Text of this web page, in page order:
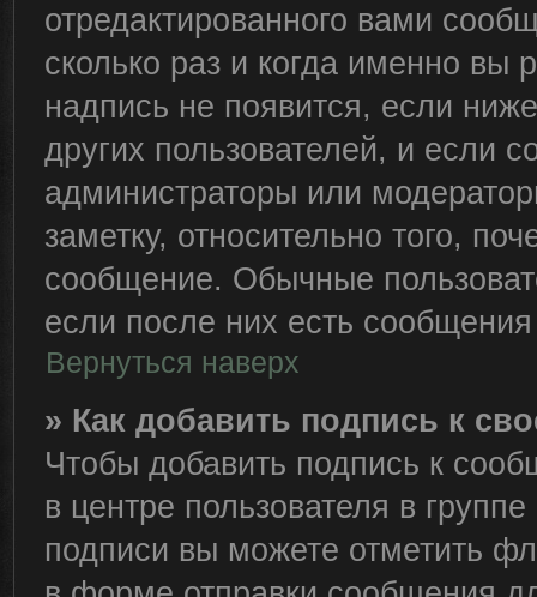
отредактированного вами
сколько раз и когда именно вы
надпись не появится, если
других пользователей, и если
администраторы или
заметку, относительно того,
сообщение. Обычные
если после них есть
Вернуться наверх
» Как добавить подпись к
Чтобы добавить подпись к
в центре пользователя в
подписи вы можете отметить